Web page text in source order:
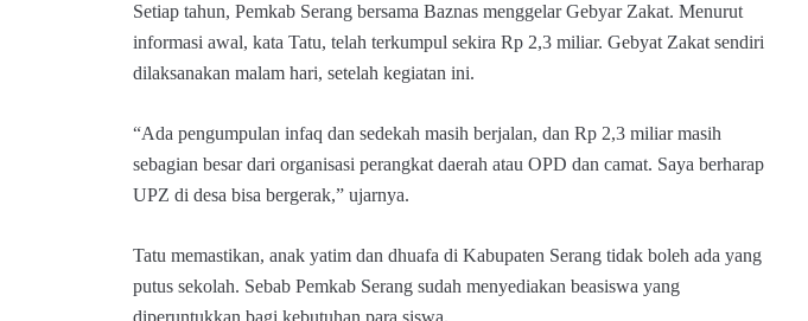
Setiap tahun, Pemkab Serang bersama Baznas menggelar Gebyar Zakat. Menurut
informasi awal, kata Tatu, telah terkumpul sekira Rp 2,3 miliar. Gebyat Zakat sendiri
dilaksanakan malam hari, setelah kegiatan ini.
“Ada pengumpulan infaq dan sedekah masih berjalan, dan Rp 2,3 miliar masih
sebagian besar dari organisasi perangkat daerah atau OPD dan camat. Saya berharap
UPZ di desa bisa bergerak,” ujarnya.
Tatu memastikan, anak yatim dan dhuafa di Kabupaten Serang tidak boleh ada yang
putus sekolah. Sebab Pemkab Serang sudah menyediakan beasiswa yang
diperuntukkan bagi kebutuhan para siswa.